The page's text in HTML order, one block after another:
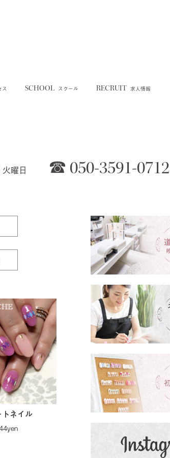
ス SCHOOL スクール RECRUIT 求人情報
曜日 ☎︎ 050-3591-0712
ネイル